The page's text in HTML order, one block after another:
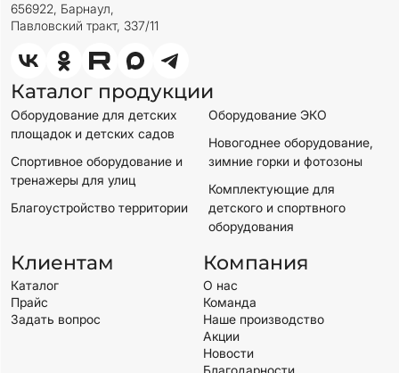
656922, Барнаул,
Павловский тракт, 337/11
Каталог продукции
Оборудование для детских
площадок и детских садов
Спортивное оборудование и
тренажеры для улиц
Благоустройство территории
Оборудование ЭКО
Новогоднее оборудование,
зимние горки и фотозоны
Комплектующие для
детского и спортвного
оборудования
Клиентам
Каталог
Прайс
Задать вопрос
Компания
О нас
Команда
Наше производство
Акции
Новости